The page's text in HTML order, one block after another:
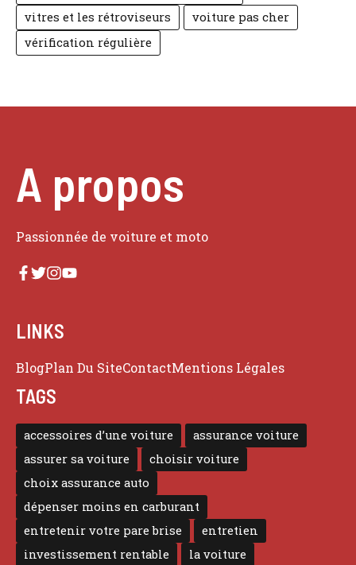
vitres et les rétroviseurs
voiture pas cher
vérification régulière
A propos
Passionnée de voiture et moto
LINKS
BlogPlan Du SiteContactMentions Légales
TAGS
accessoires d’une voiture
assurance voiture
assurer sa voiture
choisir voiture
choix assurance auto
dépenser moins en carburant
entretenir votre pare brise
entretien
investissement rentable
la voiture